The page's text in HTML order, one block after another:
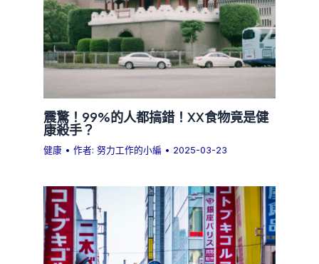
震驚！99%的人都搞錯！XX食物竟是健
康殺手？
健康 • 作者:努力工作的小編 • 2025-03-23